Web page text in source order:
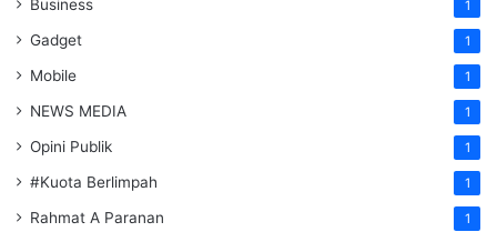
Business 1
Gadget 1
Mobile 1
NEWS MEDIA 1
Opini Publik 1
#Kuota Berlimpah 1
Rahmat A Paranan 1